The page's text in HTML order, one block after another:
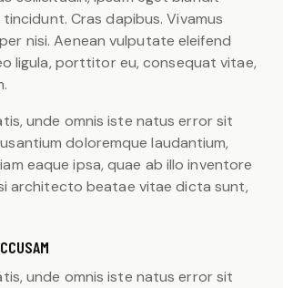
Cras dapibus. Vivamus
nisi. Aenean vulputate eleifend
ligula, porttitor eu, consequat vitae,
unde omnis iste natus error sit
doloremque laudantium,
eaque ipsa, quae ab illo inventore
architecto beatae vitae dicta sunt,
unde omnis iste natus error sit